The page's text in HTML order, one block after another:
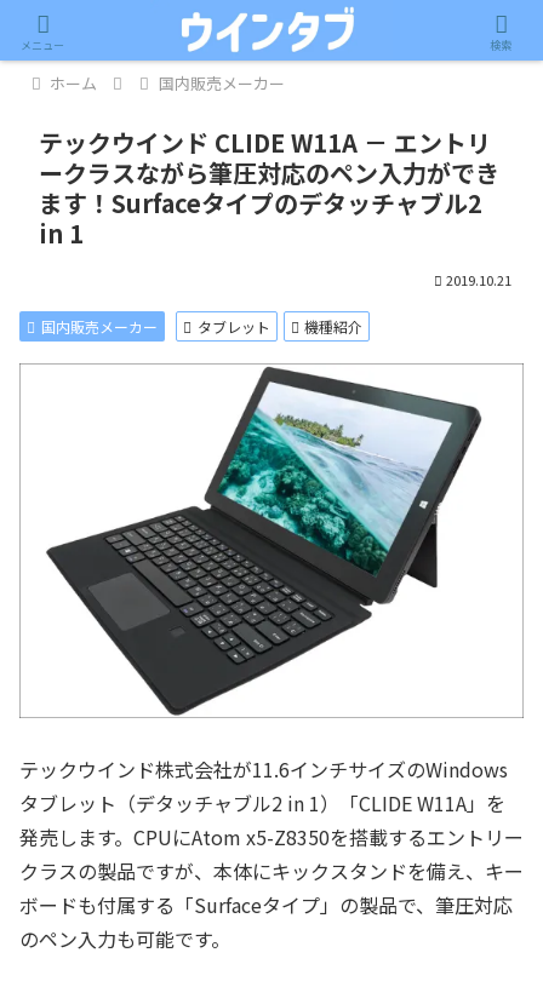
記事内に広告が含まれています。
ホーム 国内販売メーカー
テックウインド CLIDE W11A － エントリ
ークラスながら筆圧対応のペン入力ができ
ます！Surfaceタイプのデタッチャブル2
in 1
2019.10.21
国内販売メーカー タブレット 機種紹介
テックウインド株式会社が11.6インチサイズのWindows
タブレット（デタッチャブル2 in 1）「CLIDE W11A」を
発売します。CPUにAtom x5-Z8350を搭載するエントリー
クラスの製品ですが、本体にキックスタンドを備え、キー
ボードも付属する「Surfaceタイプ」の製品で、筆圧対応
のペン入力も可能です。
メニュー 検索